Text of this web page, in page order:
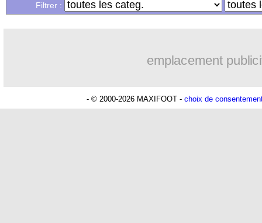
Filtrer :
emplacement
- © 2000-2026 MAXIFOOT - choix de